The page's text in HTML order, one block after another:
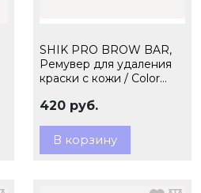
SHIK PRO BROW BAR,
Ремувер для удаления
краски с кожи / Color
420 руб.
В корзину